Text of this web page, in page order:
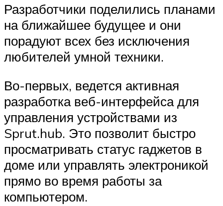
Разработчики поделились планами
на ближайшее будущее и они
порадуют всех без исключения
любителей умной техники.
Во-первых, ведется активная
разработка веб-интерфейса для
управления устройствами из
Sprut.hub. Это позволит быстро
просматривать статус гаджетов в
доме или управлять электроникой
прямо во время работы за
компьютером.